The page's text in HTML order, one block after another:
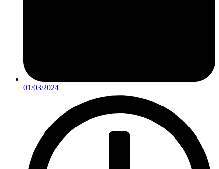
01/03/2024